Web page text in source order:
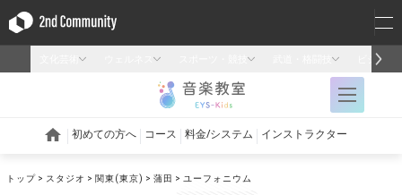
トップ スタジオ 関東(東京) 蒲田 ユーフォニウム